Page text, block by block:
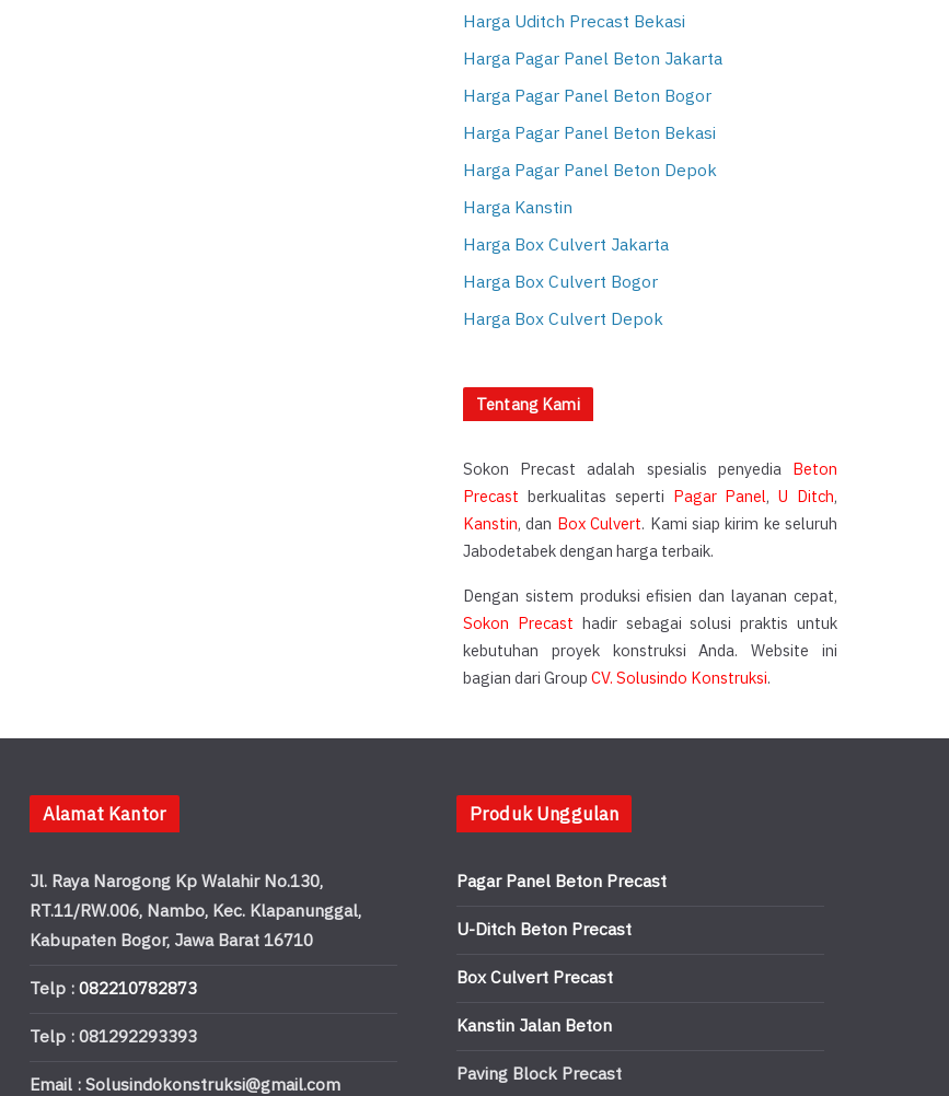
Harga Uditch Precast Bekasi
Harga Pagar Panel Beton Jakarta
Harga Pagar Panel Beton Bogor
Harga Pagar Panel Beton Bekasi
Harga Pagar Panel Beton Depok
Harga Kanstin
Harga Box Culvert Jakarta
Harga Box Culvert Bogor
Harga Box Culvert Depok
Tentang Kami
Sokon Precast adalah spesialis penyedia Beton
Precast berkualitas seperti Pagar Panel,U Ditch,
Kanstin, dan Box Culvert. Kami siap kirim ke seluruh
Jabodetabek dengan harga terbaik.
Dengan sistem produksi efisien dan layanan cepat,
Sokon Precast hadir sebagai solusi praktis untuk
kebutuhan proyek konstruksi Anda. Website ini
bagian dari GroupCV. Solusindo Konstruksi.
Alamat Kantor
Jl. Raya Narogong Kp Walahir No.130,
RT.11/RW.006, Nambo, Kec. Klapanunggal,
Kabupaten Bogor, Jawa Barat 16710
Telp :082210782873
Telp : 081292293393
Email : Solusindokonstruksi@gmail.com
Produk Unggulan
Pagar Panel Beton Precast
U-Ditch Beton Precast
Box Culvert Precast
Kanstin Jalan Beton
Paving Block Precast